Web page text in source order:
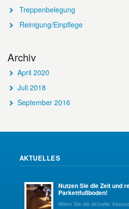
Treppenbelegung
Reinigung/Einpflege
Archiv
April 2020
Juli 2018
September 2016
AKTUELLES
Nutzen Sie die Zeit und
Parkettfußboden!
Wenn Sie die aktuelle,